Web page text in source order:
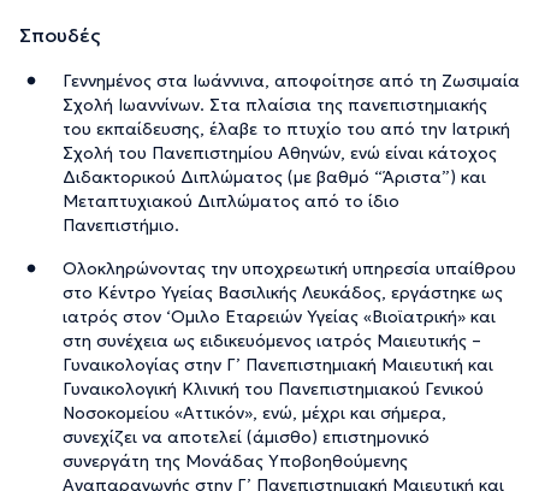
Σπουδές
Γεννημένος στα Ιωάννινα, αποφοίτησε από τη Ζωσιμαία
Σχολή Ιωαννίνων. Στα πλαίσια της πανεπιστημιακής
του εκπαίδευσης, έλαβε το πτυχίο του από την Ιατρική
Σχολή του Πανεπιστημίου Αθηνών, ενώ είναι κάτοχος
Διδακτορικού Διπλώματος (με βαθμό “Άριστα”) και
Μεταπτυχιακού Διπλώματος από το ίδιο
Πανεπιστήμιο.
Ολοκληρώνοντας την υποχρεωτική υπηρεσία υπαίθρου
στο Κέντρο Υγείας Βασιλικής Λευκάδος, εργάστηκε ως
ιατρός στον ‘Ομιλο Εταρειών Υγείας «Βιοϊατρική» και
στη συνέχεια ως ειδικευόμενος ιατρός Μαιευτικής –
Γυναικολογίας στην Γ’ Πανεπιστημιακή Μαιευτική και
Γυναικολογική Κλινική του Πανεπιστημιακού Γενικού
Νοσοκομείου «Αττικόν», ενώ, μέχρι και σήμερα,
συνεχίζει να αποτελεί (άμισθο) επιστημονικό
συνεργάτη της Μονάδας Υποβοηθούμενης
Αναπαραγωγής στην Γ’ Πανεπιστημιακή Μαιευτική και